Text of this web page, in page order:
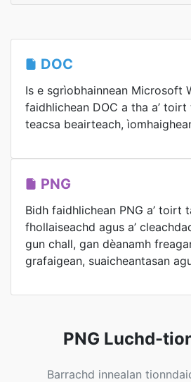
DOC
Is e sgrìobhainnean Microsoft
faidhlichean DOC a tha a’
teacsa beairteach,
PNG
Bidh faidhlichean PNG a’ toirt
fhollaiseachd agus a’
gun chall, gan dèanamh
grafaigean, suaicheantasan
PNG Luchd-
Barrachd innealan